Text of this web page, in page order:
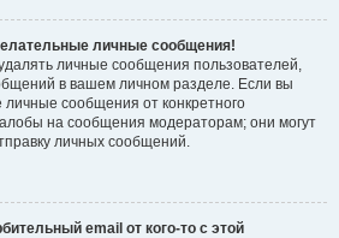
личные сообщения!
личные сообщения пользователей,
в вашем личном разделе. Если вы
сообщения от конкретного
на сообщения модераторам; они могут
личных сообщений.
email от кого-то с этой